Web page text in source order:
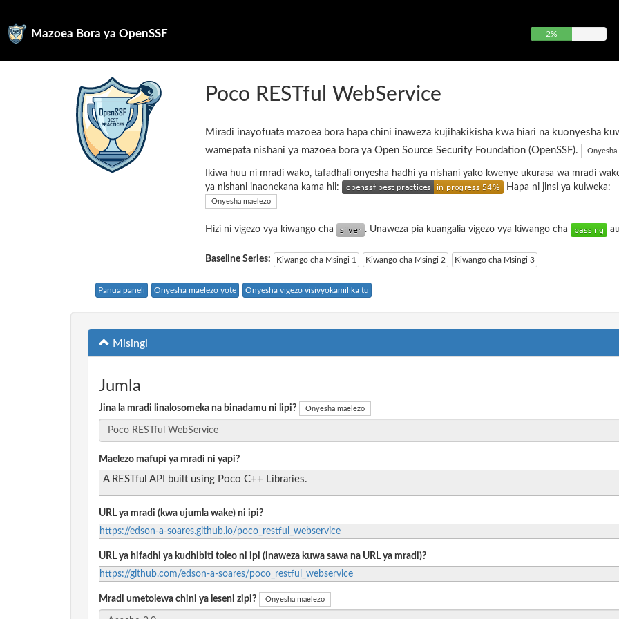
Mazoea Bora ya OpenSSF 2%
Poco RESTful WebService
Miradi inayofuata mazoea bora hapa chini inaweza kujihakikisha kwa hiari na kuonyesha
wamepata nishani ya mazoea bora ya Open Source Security Foundation (OpenSSF).
Onyesha
Ikiwa huu ni mradi wako, tafadhali onyesha hadhi ya nishani yako kwenye ukurasa wa mradi
ya nishani inaonekana kama hii:
Hapa ni jinsi ya kuiweka:
Onyesha maelezo
Hizi ni vigezo vya kiwango cha . Unaweza pia kuangalia vigezo vya kiwango cha au
Baseline Series: Kiwango cha Msingi 1 Kiwango cha Msingi 2 Kiwango cha Msingi 3
Panua paneli Onyesha maelezo yote Onyesha vigezo visivyokamilika tu
Misingi
Jumla
Jina la mradi linalosomeka na binadamu ni lipi? Onyesha maelezo
Maelezo mafupi ya mradi ni yapi?
A RESTful API built using Poco C++ Libraries.
URL ya mradi (kwa ujumla wake) ni ipi?
https://edson-a-soares.github.io/poco_restful_webservice
URL ya hifadhi ya kudhibiti toleo ni ipi (inaweza kuwa sawa na URL ya mradi)?
https://github.com/edson-a-soares/poco_restful_webservice
Mradi umetolewa chini ya leseni zipi? Onyesha maelezo